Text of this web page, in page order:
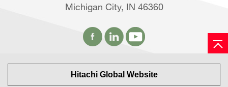
Michigan City, IN 46360
Hitachi Global Website